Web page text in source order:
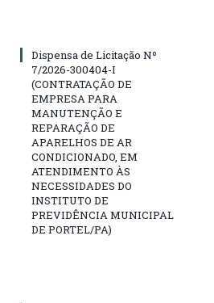
Dispensa de Licitação Nº
7/2026-300404-I
(CONTRATAÇÃO DE
EMPRESA PARA
MANUTENÇÃO E
REPARAÇÃO DE
APARELHOS DE AR
CONDICIONADO, EM
ATENDIMENTO ÀS
NECESSIDADES DO
INSTITUTO DE
PREVIDÊNCIA MUNICIPAL
DE PORTEL/PA)